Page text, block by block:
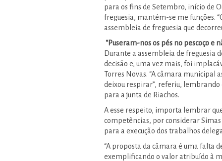
para os fins de Setembro, início de
freguesia, mantém-se me funções.
assembleia de freguesia que
“Puseram-nos os pés no pescoço e
Durante a assembleia de freguesia
decisão e, uma vez mais, foi
Torres Novas. “A câmara municipal
deixou respirar”, referiu, lembrando
para a junta de Riachos.
A esse respeito, importa lembrar
competências, por considerar
para a execução dos trabalhos
“A proposta da câmara é uma falta
exemplificando o valor atribuído à